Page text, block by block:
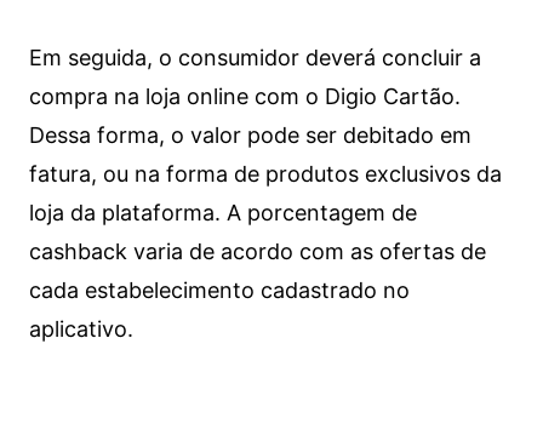
Em seguida, o consumidor deverá concluir a
compra na loja online com o Digio Cartão.
Dessa forma, o valor pode ser debitado em
fatura, ou na forma de produtos exclusivos da
loja da plataforma. A porcentagem de
cashback varia de acordo com as ofertas de
cada estabelecimento cadastrado no
aplicativo.